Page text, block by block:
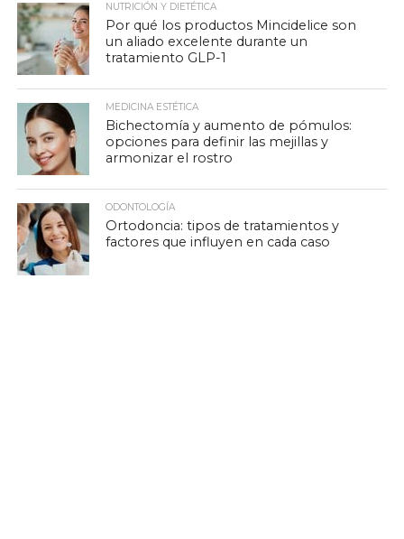
NUTRICIÓN Y DIETÉTICA
Por qué los productos Mincidelice son
un aliado excelente durante un
tratamiento GLP-1
MEDICINA ESTÉTICA
Bichectomía y aumento de pómulos:
opciones para definir las mejillas y
armonizar el rostro
ODONTOLOGÍA
Ortodoncia: tipos de tratamientos y
factores que influyen en cada caso